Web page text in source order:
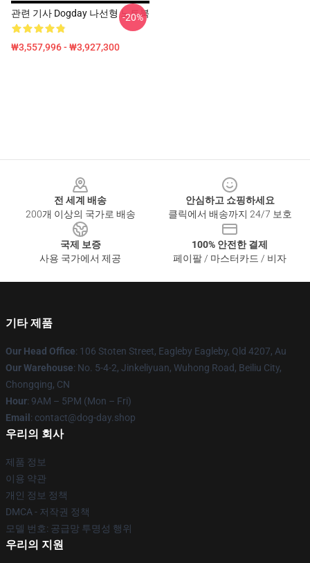
관련 기사 Dogday 나선형 노트북
₩3,557,996 - ₩3,927,300
-20%
전 세계 배송
200개 이상의 국가로 배송
안심하고 쇼핑하세요
클릭에서 배송까지 24/7 보호
국제 보증
사용 국가에서 제공
100% 안전한 결제
페이팔 / 마스터카드 / 비자
기타 제품
Our Head Office: 106 Stoten Street, Eagleby Eagleby, Qld 4207, Au
Our Warehouse: No. 5-4-2, Jinkeliyuan, Wuhong Road, Beiliu City,
Chongqing, CN
Hour: 9AM – 5PM (Mon – Fri)
Email : contact@dog-day.shop
우리의 회사
제품 정보
이용 약관
개인 정보 정책
DMCA - 저작권 정책
모델 번호: 공급망 투명성 행위
우리의 지원